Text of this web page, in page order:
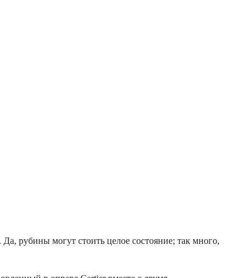
рубины могут стоить целое состояние; так много,